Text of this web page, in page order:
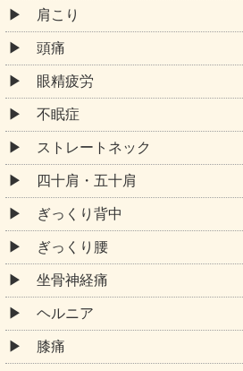
肩こり
頭痛
眼精疲労
不眠症
ストレートネック
四十肩・五十肩
ぎっくり背中
ぎっくり腰
坐骨神経痛
ヘルニア
膝痛